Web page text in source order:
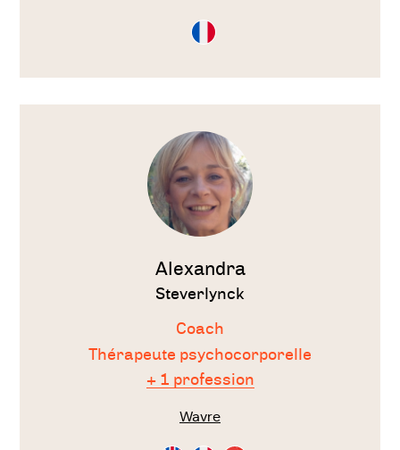
Consultation
en
Voir
Alexandra
Steverlynck
Coach
Thérapeute psychocorporelle
+ 1 profession
Wavre